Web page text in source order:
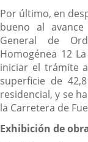
Por último, en
bueno al
General de
Homogénea 12
iniciar el trámite
superficie de
residencial, y se
la Carretera de
Exhibición de